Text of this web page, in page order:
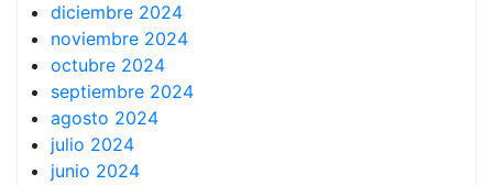
diciembre 2024
noviembre 2024
octubre 2024
septiembre 2024
agosto 2024
julio 2024
junio 2024